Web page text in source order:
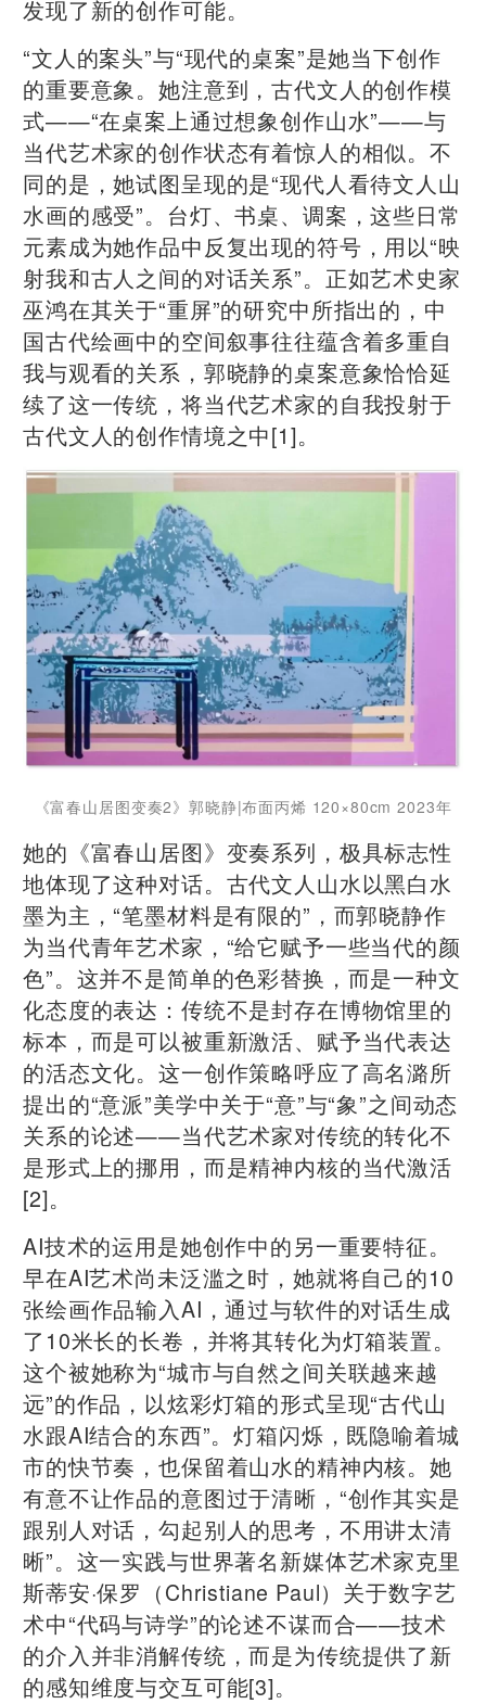
发现了新的创作可能。
“文人的案头”与“现代的桌案”是她当下创作
的重要意象。她注意到，古代文人的创作模
式——“在桌案上通过想象创作山水”——与
当代艺术家的创作状态有着惊人的相似。不
同的是，她试图呈现的是“现代人看待文人山
水画的感受”。台灯、书桌、调案，这些日常
元素成为她作品中反复出现的符号，用以“映
射我和古人之间的对话关系”。正如艺术史家
巫鸿在其关于“重屏”的研究中所指出的，中
国古代绘画中的空间叙事往往蕴含着多重自
我与观看的关系，郭晓静的桌案意象恰恰延
续了这一传统，将当代艺术家的自我投射于
古代文人的创作情境之中[1]。
《富春山居图变奏2》郭晓静|布面丙烯 120×80cm 2023年
她的《富春山居图》变奏系列，极具标志性
地体现了这种对话。古代文人山水以黑白水
墨为主，“笔墨材料是有限的”，而郭晓静作
为当代青年艺术家，“给它赋予一些当代的颜
色”。这并不是简单的色彩替换，而是一种文
化态度的表达：传统不是封存在博物馆里的
标本，而是可以被重新激活、赋予当代表达
的活态文化。这一创作策略呼应了高名潞所
提出的“意派”美学中关于“意”与“象”之间动态
关系的论述——当代艺术家对传统的转化不
是形式上的挪用，而是精神内核的当代激活
[2]。
AI技术的运用是她创作中的另一重要特征。
早在AI艺术尚未泛滥之时，她就将自己的10
张绘画作品输入AI，通过与软件的对话生成
了10米长的长卷，并将其转化为灯箱装置。
这个被她称为“城市与自然之间关联越来越
远”的作品，以炫彩灯箱的形式呈现“古代山
水跟AI结合的东西”。灯箱闪烁，既隐喻着城
市的快节奏，也保留着山水的精神内核。她
有意不让作品的意图过于清晰，“创作其实是
跟别人对话，勾起别人的思考，不用讲太清
晰”。这一实践与世界著名新媒体艺术家克里
斯蒂安·保罗（Christiane Paul）关于数字艺
术中“代码与诗学”的论述不谋而合——技术
的介入并非消解传统，而是为传统提供了新
的感知维度与交互可能[3]。